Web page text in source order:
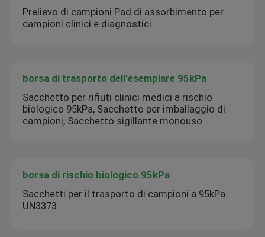
Prelievo di campioni Pad di assorbimento per
campioni clinici e diagnostici
borsa di trasporto dell'esemplare 95kPa
Sacchetto per rifiuti clinici medici a rischio
biologico 95kPa, Sacchetto per imballaggio di
campioni, Sacchetto sigillante monouso
borsa di rischio biologico 95kPa
Sacchetti per il trasporto di campioni a 95kPa
UN3373